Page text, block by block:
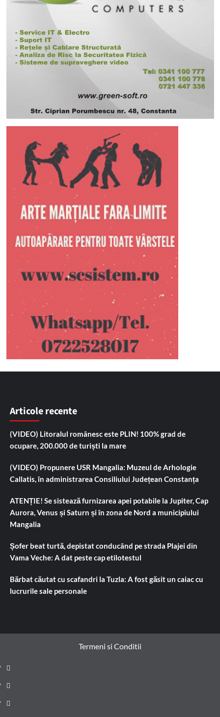
Articole recente
(VIDEO) Litoralul românesc este PLIN! 100% grad de
ocupare, 200.000 de turiști la mare
(VIDEO) Propunere USR Mangalia: Muzeul de Arhologie
Callatis, în administrarea Consiliului Județean Constanța
ATENȚIE! Se sistează furnizarea apei potabile la Jupiter, Cap
Aurora, Venus și Saturn și în zona de Nord a municipiului
Mangalia
Șofer beat turtă, depistat conducând pe strada Plajei din
Vama Veche: A dat peste cap etilotestul
Bărbat căutat cu scafandri la Tuzla: A fost găsit un caiac cu
lucrurile sale personale
Termeni si Conditii
Prima
pagină
Știri
de
Administrație